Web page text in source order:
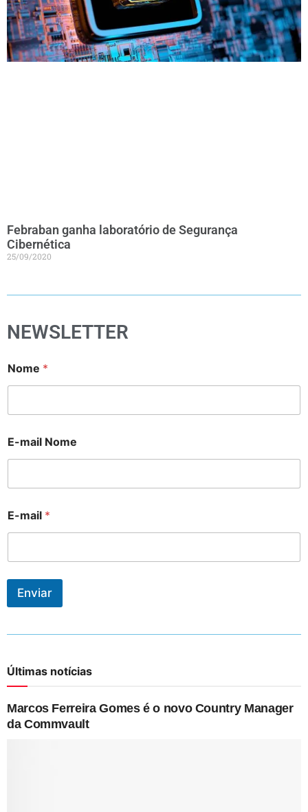
Febraban ganha laboratório de Segurança
Cibernética
25/09/2020
NEWSLETTER
Nome *
E-mail Nome
E-mail *
Enviar
Últimas notícias
Marcos Ferreira Gomes é o novo Country Manager
da Commvault